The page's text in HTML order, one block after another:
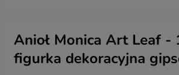
Anioł Monica Art Leaf -
figurka dekoracyjna